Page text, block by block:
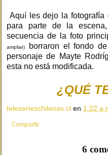
Aquí les dejo la fotografía
para parte de la
secuencia de la foto
ampliar)
borraron el fondo
personaje de Mayte
esta no está modificada.
¿QUÉ
teleserieschilenas.cl en 1:22
Compartir
6